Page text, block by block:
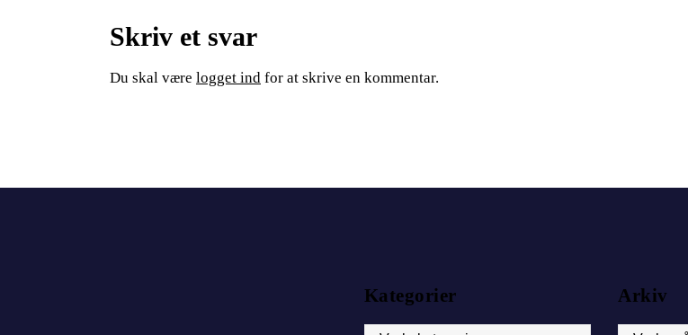
Skriv et svar
Du skal være logget ind for at skrive en kommentar.
Kategorier Arkiv